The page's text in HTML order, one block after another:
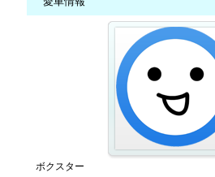
ボクスター